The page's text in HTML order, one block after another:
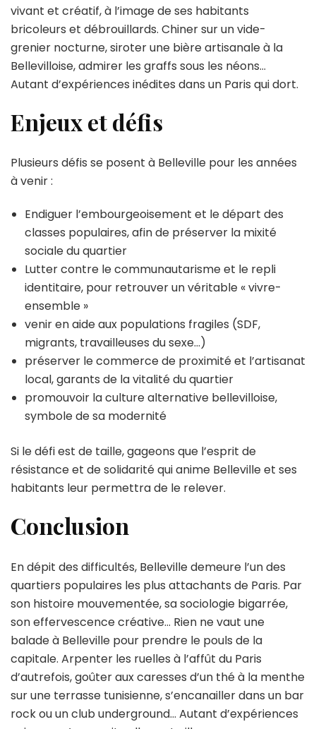
vivant et créatif, à l’image de ses habitants
bricoleurs et débrouillards. Chiner sur un vide-
grenier nocturne, siroter une bière artisanale à la
Bellevilloise, admirer les graffs sous les néons…
Autant d’expériences inédites dans un Paris qui dort.
Enjeux et défis
Plusieurs défis se posent à Belleville pour les années
à venir :
Endiguer l’embourgeoisement et le départ des
classes populaires, afin de préserver la mixité
sociale du quartier
Lutter contre le communautarisme et le repli
identitaire, pour retrouver un véritable « vivre-
ensemble »
venir en aide aux populations fragiles (SDF,
migrants, travailleuses du sexe…)
préserver le commerce de proximité et l’artisanat
local, garants de la vitalité du quartier
promouvoir la culture alternative bellevilloise,
symbole de sa modernité
Si le défi est de taille, gageons que l’esprit de
résistance et de solidarité qui anime Belleville et ses
habitants leur permettra de le relever.
Conclusion
En dépit des difficultés, Belleville demeure l’un des
quartiers populaires les plus attachants de Paris. Par
son histoire mouvementée, sa sociologie bigarrée,
son effervescence créative… Rien ne vaut une
balade à Belleville pour prendre le pouls de la
capitale. Arpenter les ruelles à l’affût du Paris
d’autrefois, goûter aux caresses d’un thé à la menthe
sur une terrasse tunisienne, s’encanailler dans un bar
rock ou un club underground… Autant d’expériences